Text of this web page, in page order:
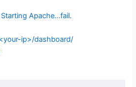
Starting Apache…fail.
ip>/dashboard/